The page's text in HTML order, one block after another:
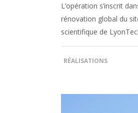
L’opération s’inscrit
rénovation global du
scientifique de
RÉALISATIONS